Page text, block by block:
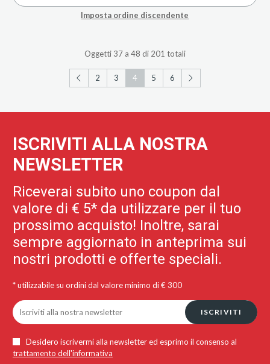
Imposta ordine discendente
Oggetti 37 a 48 di 201 totali
2 3 4 5 6
ISCRIVITI ALLA NOSTRA
NEWSLETTER
Riceverai subito uno coupon dal
valore di € 5* da utilizzare per il tuo
prossimo acquisto! Inoltre, sarai
sempre aggiornato in anteprima sui
nostri prodotti e offerte speciali.
* utilizzabile su ordini dal valore minimo di € 300
ISCRIVITI
Desidero iscrivermi alla newsletter ed esprimo il consenso al
trattamento dell'informativa